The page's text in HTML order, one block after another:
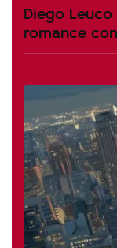
Diego
romance